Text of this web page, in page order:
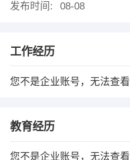
发布时间:
08-08
工作经历
您不是企业账号，无法查看
教育经历
您不是企业账号，无法查看